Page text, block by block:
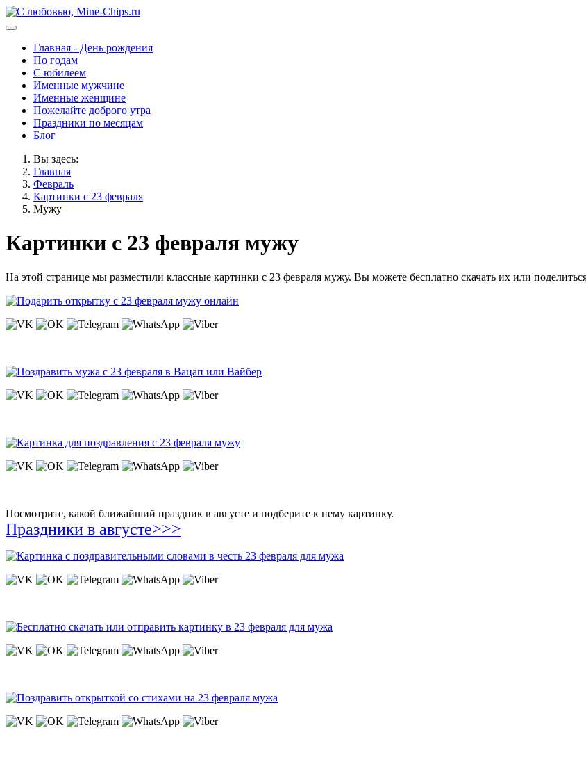
Главная - День рождения
По годам
С юбилеем
Именные мужчине
Именные женщине
Пожелайте доброго утра
Праздники по месяцам
Блог
Вы здесь:
Главная
Февраль
Картинки с 23 февраля
Мужу
Картинки с 23 февраля мужу
На этой странице мы разместили классные картинки с 23 февраля мужу. Вы можете бесплатно скачать их или
Посмотрите, какой ближайший праздник в августе и подберите к нему картинку.
Праздники в августе>>>